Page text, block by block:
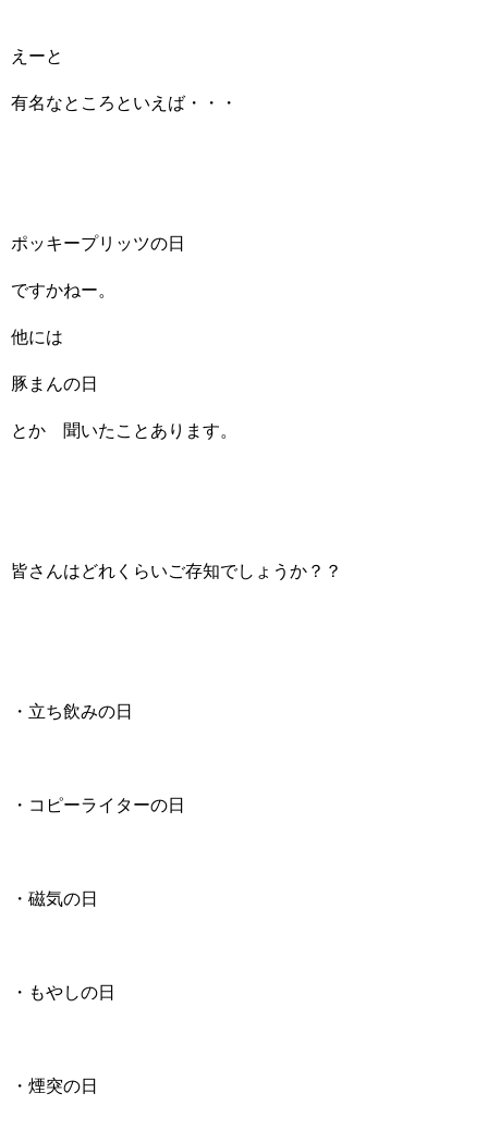
えーと
有名なところといえば・・・
ポッキープリッツの日
ですかねー。
他には
豚まんの日
とか 聞いたことあります。
皆さんはどれくらいご存知でしょうか？？
・立ち飲みの日
・コピーライターの日
・磁気の日
・もやしの日
・煙突の日